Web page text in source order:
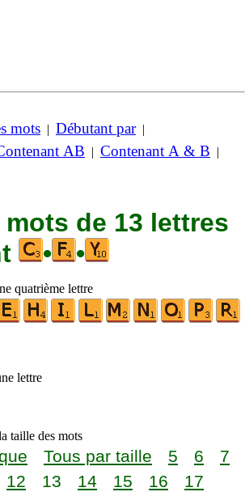
mots | Débutant par|
AB | Contenant A & B |
de 13 lettres
• •
quatrième lettre
lettre
taille des mots
Tous par taille 5 6
7
12 13 14 15 16
17